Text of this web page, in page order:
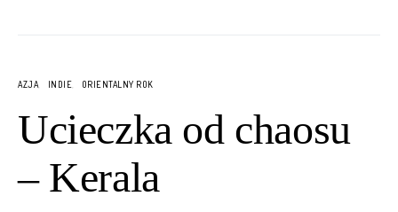
AZJA INDIE ORIENTALNY ROK
Ucieczka od chaosu
– Kerala